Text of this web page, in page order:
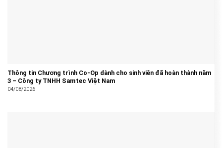
Thông tin Chương trình Co-Op dành cho sinh viên đã hoàn thành năm
3 – Công ty TNHH Samtec Việt Nam
04/08/2026